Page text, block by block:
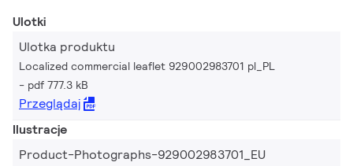
Ulotki
Ulotka produktu
Localized commercial leaflet 929002983701 pl_PL
pdf 777.3 kB
Przeglądaj
Ilustracje
Product-Photographs-929002983701_EU